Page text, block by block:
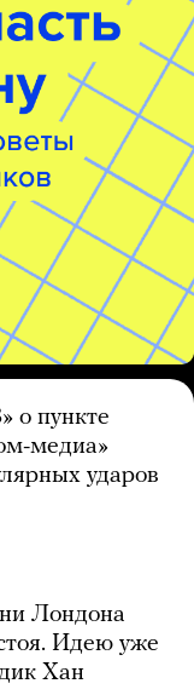
о пункте
медиа»
ударов
Лондона
Идею уже
Хан